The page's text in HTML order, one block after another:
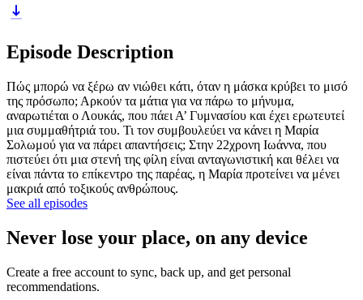
Episode Description
Πώς μπορώ να ξέρω αν νιώθει κάτι, όταν η μάσκα κρύβει το μισό
της πρόσωπο; Αρκούν τα μάτια για να πάρω το μήνυμα,
αναρωτιέται ο Λουκάς, που πάει Α’ Γυμνασίου και έχει ερωτευτεί
μια συμμαθήτριά του. Τι τον συμβουλεύει να κάνει η Μαρία
Σολωμού για να πάρει απαντήσεις; Στην 22χρονη Ιωάννα, που
πιστεύει ότι μια στενή της φίλη είναι ανταγωνιστική και θέλει να
είναι πάντα το επίκεντρο της παρέας, η Μαρία προτείνει να μένει
μακριά από τοξικούς ανθρώπους.
See all episodes
Never lose your place, on any device
Create a free account to sync, back up, and get personal
recommendations.